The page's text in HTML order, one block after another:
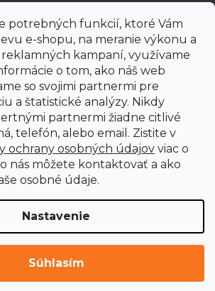
potrebných funkcií, ktoré Vám
e-shopu, na meranie výkonu a
kampaní, využívame
o tom, ako náš web
so svojimi partnermi pre
a štatistické analýzy. Nikdy
partnermi žiadne citlivé
telefón, alebo email. Zistite v
ochrany osobných údajov viac o
nás môžete kontaktovať a ako
osobné údaje.
Nastavenie
Súhlasím
nastavenie cookies